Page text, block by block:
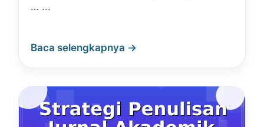
… ...
Baca selengkapnya →